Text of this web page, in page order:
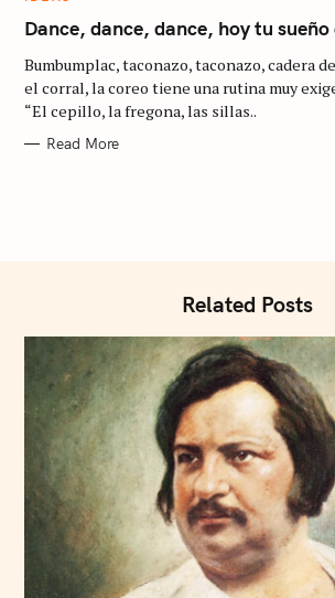
T
E
O
R
I
E
Dance, dance, dance, hoy tu sueño
Bumbumplac, taconazo, taconazo, cadera
el corral, la coreo tiene una rutina muy
“El cepillo, la fregona, las sillas..
Read More
Related Posts
S
e
a
r